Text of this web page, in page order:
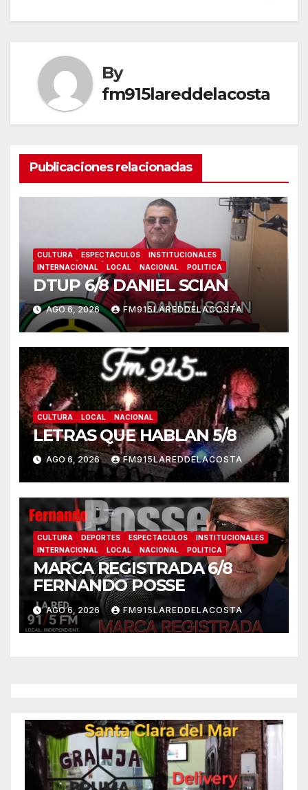
entradas
By
fm915lareddelacosta
Publicaciones relacionadas
CULTURA ESPECTACULOS
INSTITUCIONALES
INTERNACIONAL
LOCAL NACIONAL POLITICA
DTUP 6/8 DANIEL SCIAN
AGO 6, 2026 FM915LAREDDELACOSTA
CULTURA LOCAL NACIONAL
LETRAS QUE HABLAN 5/8
AGO 6, 2026 FM915LAREDDELACOSTA
CULTURA DEPORTES ESPECTACULOS
INSTITUCIONALES
INTERNACIONAL
LOCAL NACIONAL POLITICA
MARCA REGISTRADA 6/8
FERNANDO POSSE
AGO 6, 2026 FM915LAREDDELACOSTA